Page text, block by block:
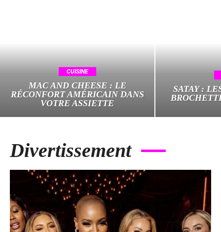
CUISINE
MAC AND CHEESE : LE
RÉCONFORT AMÉRICAIN DANS
VOTRE ASSIETTE
SATAY :
Divertissement